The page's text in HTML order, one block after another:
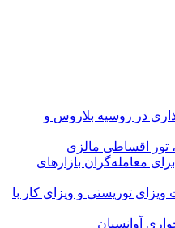
در روسیه بلاروس و
تور اقساطی مالزی
معامله‌گران بازارهای
توریستی و ویزای کار با
آوانسیان